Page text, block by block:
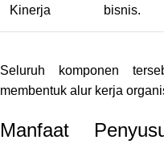
Kinerja
bisnis.
Seluruh komponen
membentuk alur kerja
Manfaat